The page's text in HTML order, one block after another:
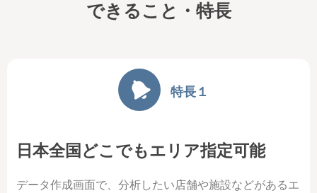
できること・特長
特長１
日本全国どこでもエリア指定可能
データ作成画面で、分析したい店舗や施設などがあるエ